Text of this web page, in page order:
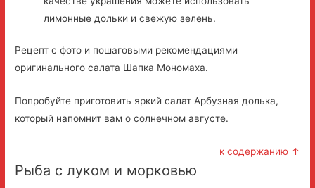
лимонные дольки и свежую зелень.
Рецепт с фото и пошаговыми рекомендациями
оригинального салата Шапка Мономаха.
Попробуйте приготовить яркий салат Арбузная долька,
который напомнит вам о солнечном августе.
к содержанию ↑
Рыба с луком и морковью